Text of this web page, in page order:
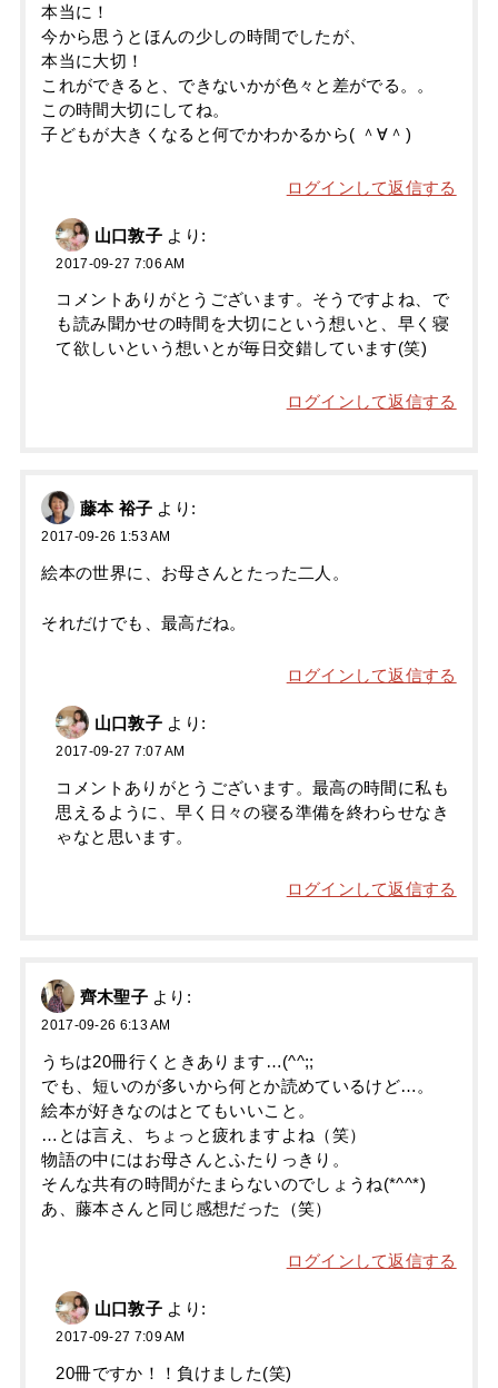
本当に！
今から思うとほんの少しの時間でしたが、
本当に大切！
これができると、できないかが色々と差がでる。。
この時間大切にしてね。
子どもが大きくなると何でかわかるから( ＾∀＾)
ログインして返信する
山口敦子 より:
2017-09-27 7:06 AM
コメントありがとうございます。そうですよね、で
も読み聞かせの時間を大切にという想いと、早く寝
て欲しいという想いとが毎日交錯しています(笑)
ログインして返信する
藤本 裕子 より:
2017-09-26 1:53 AM
絵本の世界に、お母さんとたった二人。
それだけでも、最高だね。
ログインして返信する
山口敦子 より:
2017-09-27 7:07 AM
コメントありがとうございます。最高の時間に私も
思えるように、早く日々の寝る準備を終わらせなき
ゃなと思います。
ログインして返信する
齊木聖子 より:
2017-09-26 6:13 AM
うちは20冊行くときあります…(^^;;
でも、短いのが多いから何とか読めているけど…。
絵本が好きなのはとてもいいこと。
…とは言え、ちょっと疲れますよね（笑）
物語の中にはお母さんとふたりっきり。
そんな共有の時間がたまらないのでしょうね(*^^*)
あ、藤本さんと同じ感想だった（笑）
ログインして返信する
山口敦子 より:
2017-09-27 7:09 AM
20冊ですか！！負けました(笑)